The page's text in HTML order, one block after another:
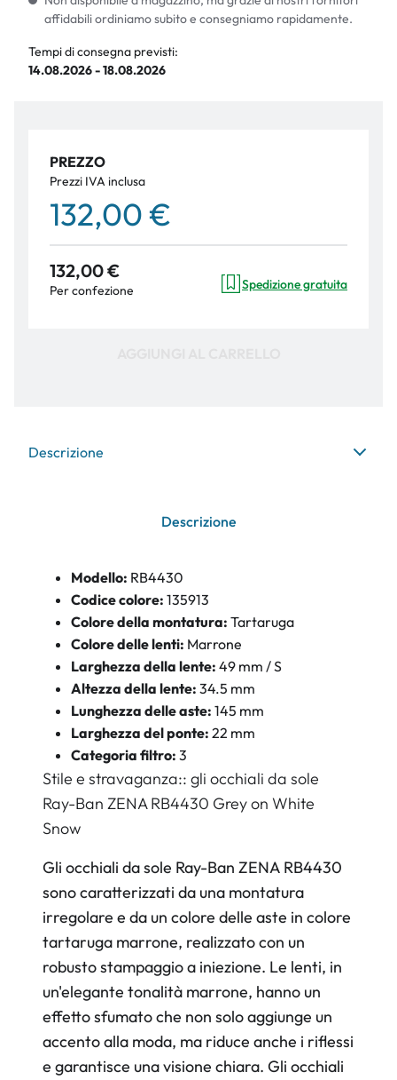
affidabili ordiniamo subito e consegniamo rapidamente.
Tempi di consegna previsti:
14.08.2026 - 18.08.2026
PREZZO
Prezzi IVA inclusa
132,00 €
132,00 €
Per confezione Spedizione gratuita
Descrizione
Descrizione
Modello: RB4430
Codice colore: 135913
Colore della montatura: Tartaruga
Colore delle lenti: Marrone
Larghezza della lente: 49 mm / S
Altezza della lente: 34.5 mm
Lunghezza delle aste: 145 mm
Larghezza del ponte: 22 mm
Categoria filtro: 3
Stile e stravaganza:: gli occhiali da sole
Ray-Ban ZENA RB4430 Grey on White
Snow
Gli occhiali da sole Ray-Ban ZENA RB4430
sono caratterizzati da una montatura
irregolare e da un colore delle aste in colore
tartaruga marrone, realizzato con un
robusto stampaggio a iniezione. Le lenti, in
un'elegante tonalità marrone, hanno un
effetto sfumato che non solo aggiunge un
accento alla moda, ma riduce anche i riflessi
e garantisce una visione chiara. Gli occhiali